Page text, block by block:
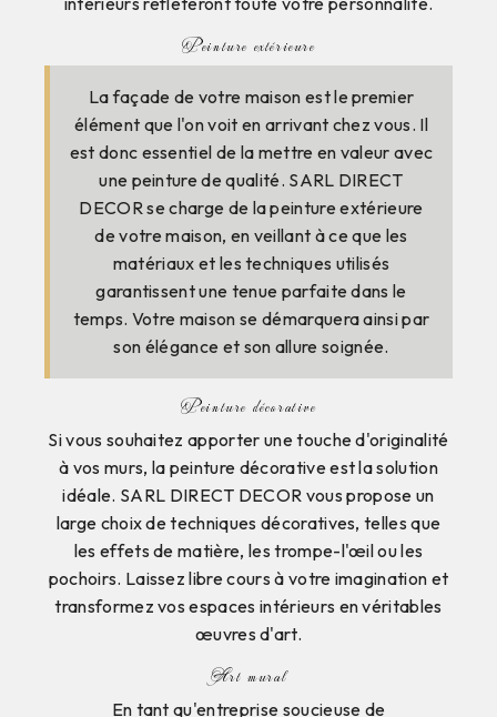
Peinture extérieure
La façade de votre maison est le premier
élément que l'on voit en arrivant chez vous. Il
est donc essentiel de la mettre en valeur avec
une peinture de qualité. SARL DIRECT
DECOR se charge de la peinture extérieure
de votre maison, en veillant à ce que les
matériaux et les techniques utilisés
garantissent une tenue parfaite dans le
temps. Votre maison se démarquera ainsi par
son élégance et son allure soignée.
Peinture décorative
Si vous souhaitez apporter une touche d'originalité
à vos murs, la peinture décorative est la solution
idéale. SARL DIRECT DECOR vous propose un
large choix de techniques décoratives, telles que
les effets de matière, les trompe-l'œil ou les
pochoirs. Laissez libre cours à votre imagination et
transformez vos espaces intérieurs en véritables
œuvres d'art.
Art mural
En tant qu'entreprise soucieuse de